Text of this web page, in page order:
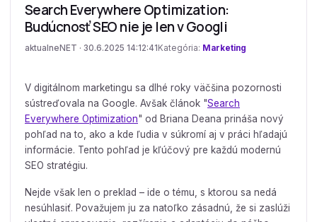
Search Everywhere Optimization:
Budúcnosť SEO nie je len v Googli
aktualneNET · 30.6.2025 14:12:41 Kategória: Marketing
V digitálnom marketingu sa dlhé roky väčšina pozornosti
sústreďovala na Google. Avšak článok "Search
Everywhere Optimization" od Briana Deana prináša nový
pohľad na to, ako a kde ľudia v súkromí aj v práci hľadajú
informácie. Tento pohľad je kľúčový pre každú modernú
SEO stratégiu.
Nejde však len o preklad – ide o tému, s ktorou sa nedá
nesúhlasiť. Považujem ju za natoľko zásadnú, že si zaslúži